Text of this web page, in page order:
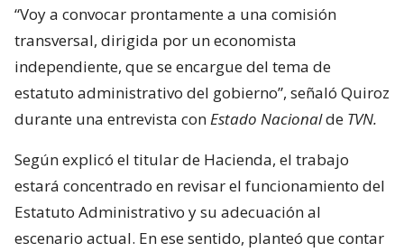
“Voy a convocar prontamente a una comisión
transversal, dirigida por un economista
independiente, que se encargue del tema de
estatuto administrativo del gobierno”, señaló Quiroz
durante una entrevista conEstado Nacionalde TVN.
Según explicó el titular de Hacienda, el trabajo
estará concentrado en revisar el funcionamiento del
Estatuto Administrativo y su adecuación al
escenario actual. En ese sentido, planteó que contar